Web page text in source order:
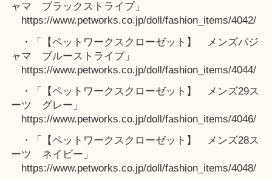
ャマ ブラックストライプ」
https://www.petworks.co.jp/doll/fashion_items/4042/
・「【ペットワークスクローゼット】 メンズパジ
ャマ ブルーストライプ」
https://www.petworks.co.jp/doll/fashion_items/4044/
・「【ペットワークスクローゼット】 メンズ29ス
ーツ グレー」
https://www.petworks.co.jp/doll/fashion_items/4046/
・「【ペットワークスクローゼット】 メンズ28ス
ーツ ネイビー」
https://www.petworks.co.jp/doll/fashion_items/4048/